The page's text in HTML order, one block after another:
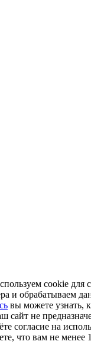
cookie для
и обрабатываем
вы можете узнать,
сайт не
согласие на
что вам не менее